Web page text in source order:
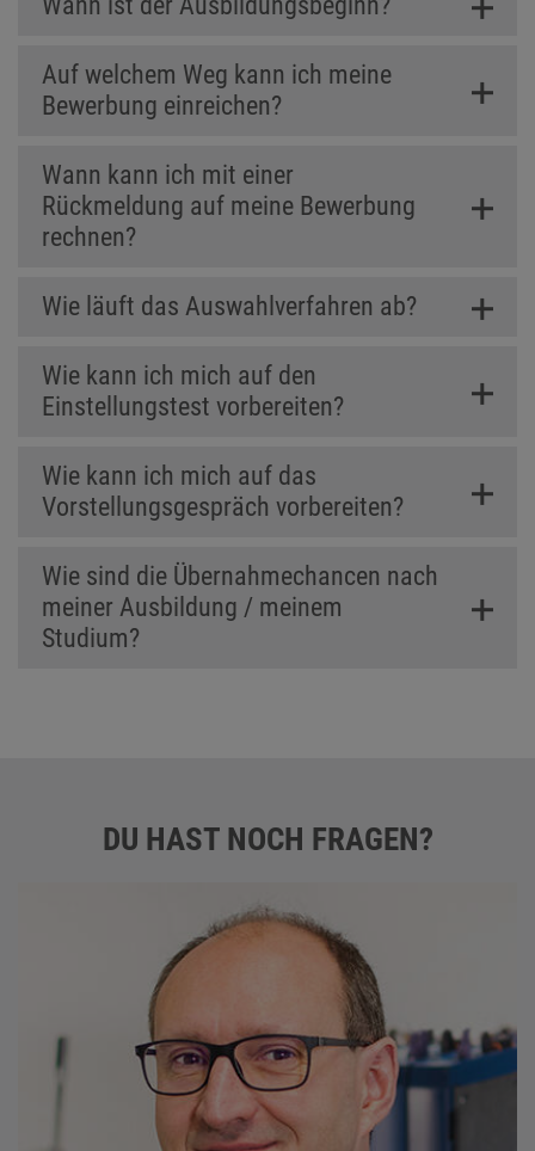
Auf welchem Weg kann ich meine
Bewerbung einreichen?
Wann kann ich mit einer
Rückmeldung auf meine Bewerbung
rechnen?
Wie läuft das Auswahlverfahren ab?
Wie kann ich mich auf den
Einstellungstest vorbereiten?
Wie kann ich mich auf das
Vorstellungsgespräch vorbereiten?
Wie sind die Übernahmechancen nach
meiner Ausbildung / meinem
Studium?
DU HAST NOCH FRAGEN?